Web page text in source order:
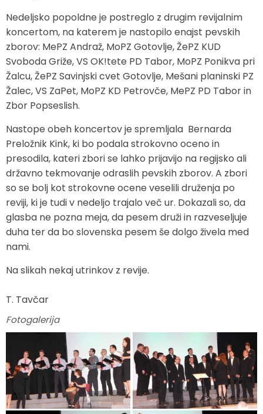
Nedeljsko popoldne je postreglo z drugim revijalnim
koncertom, na katerem je nastopilo enajst pevskih
zborov: MePZ Andraž, MoPZ Gotovlje, ŽePZ KUD
Svoboda Griže, VS OK!tete PD Tabor, MoPZ Ponikva pri
Žalcu, ŽePZ Savinjski cvet Gotovlje, Mešani planinski PZ
Žalec, VS ZaPet, MoPZ KD Petrovče, MePZ PD Tabor in
Zbor Popseslish.
Nastope obeh koncertov je spremljala Bernarda
Preložnik Kink, ki bo podala strokovno oceno in
presodila, kateri zbori se lahko prijavijo na regijsko ali
državno tekmovanje odraslih pevskih zborov. A zbori
so se bolj kot strokovne ocene veselili druženja po
reviji, ki je tudi v nedeljo trajalo več ur. Dokazali so, da
glasba ne pozna meja, da pesem druži in razveseljuje
duha ter da bo slovenska pesem še dolgo živela med
nami.
Na slikah nekaj utrinkov z revije.
T. Tavčar
Fotogalerija